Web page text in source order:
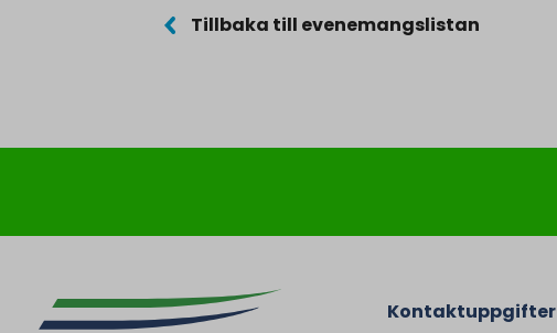
Tillbaka till evenemangslistan
Kontaktuppgifter